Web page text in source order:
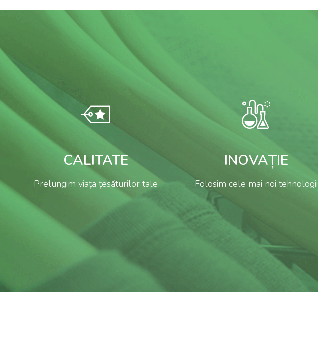
CALITATE
Prelungim viața țesăturilor tale
INOVAȚIE
Folosim cele mai noi tehnologii